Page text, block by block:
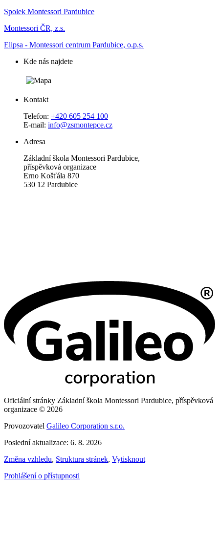
Spolek Montessori Pardubice
Montessori ČR, z.s.
Elipsa - Montessori centrum Pardubice, o.p.s.
Kde nás najdete
Kontakt
Telefon: +420 605 254 100
E-mail: info@zsmontepce.cz
Adresa
Základní škola Montessori Pardubice,
příspěvková organizace
Erno Košťála 870
530 12 Pardubice
Oficiální stránky Základní škola Montessori Pardubice, příspěvková
organizace © 2026
Provozovatel Galileo Corporation s.r.o.
Poslední aktualizace: 6. 8. 2026
Změna vzhledu, Struktura stránek, Vytisknout
Prohlášení o přístupnosti